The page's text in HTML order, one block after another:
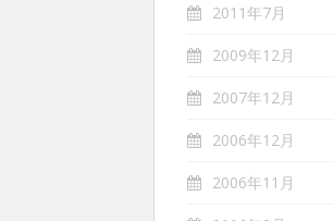
2011年7月
2009年12月
2007年12月
2006年12月
2006年11月